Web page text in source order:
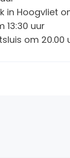
Hoogvliet
13:30 uur
om 20.00